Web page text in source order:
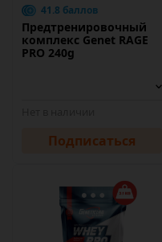
41.8 баллов
Предтренировочный
комплекс Genet RAGE
PRO 240g
Подписаться